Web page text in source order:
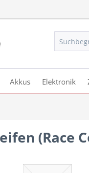
Akkus Elektronik
(Race